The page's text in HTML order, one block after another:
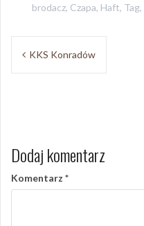
brodacz, Czapa, Haft, Tag,
Nawigacja
KKS Konradów
Dodaj komentarz
Komentarz *